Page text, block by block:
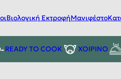
Βιολογική ΕκτροφήΜανιφέστο
READY TO COOK ΧΟΙΡΙΝΟ